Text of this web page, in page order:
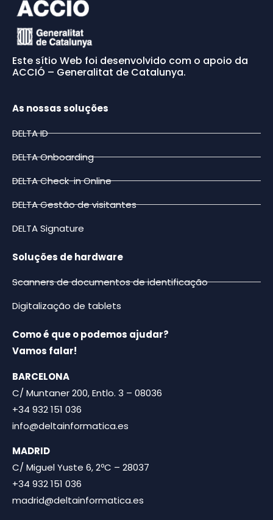
Este sítio Web foi desenvolvido com o apoio da
ACCIÓ – Generalitat de Catalunya.
As nossas soluções
DELTA ID
DELTA Onboarding
DELTA Check-in Online
DELTA Gestão de visitantes
DELTA Signature
Soluções de hardware
Scanners de documentos de identificação
Digitalização de tablets
Como é que o podemos ajudar?
Vamos falar!
BARCELONA
C/ Muntaner 200, Entlo. 3 – 08036
+34 932 151 036
info@deltainformatica.es
MADRID
C/ Miguel Yuste 6, 2ºC – 28037
+34 932 151 036
madrid@deltainformatica.es